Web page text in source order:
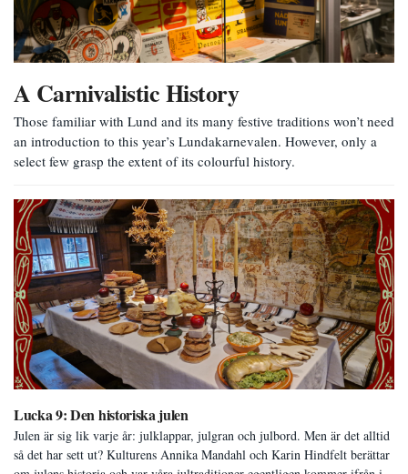
A Carnivalistic History
Those familiar with Lund and its many festive traditions won’t need
an introduction to this year’s Lundakarnevalen. However, only a
select few grasp the extent of its colourful history.
Lucka 9: Den historiska julen
Julen är sig lik varje år: julklappar, julgran och julbord. Men är det alltid
så det har sett ut? Kulturens Annika Mandahl och Karin Hindfelt berättar